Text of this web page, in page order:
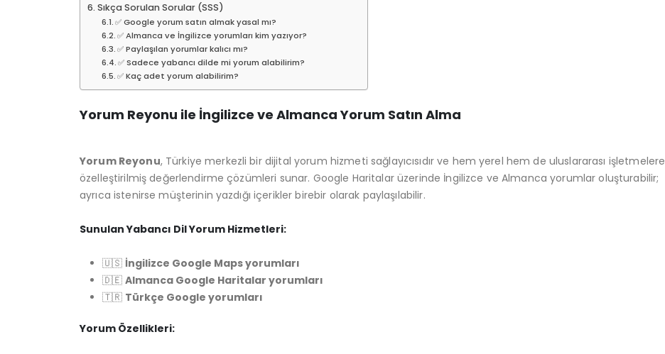
Sıkça Sorulan Sorular (SSS)
✅ Google yorum satın almak yasal mı?
✅ Almanca ve İngilizce yorumları kim yazıyor?
✅ Paylaşılan yorumlar kalıcı mı?
✅ Sadece yabancı dilde mi yorum alabilirim?
✅ Kaç adet yorum alabilirim?
Yorum Reyonu ile İngilizce ve Almanca Yorum Satın Alma
Yorum Reyonu, Türkiye merkezli bir dijital yorum hizmeti sağlayıcısıdır ve hem yerel hem de uluslararası işletmelere
özelleştirilmiş değerlendirme çözümleri sunar. Google Haritalar üzerinde İngilizce ve Almanca yorumlar oluşturabilir;
ayrıca istenirse müşterinin yazdığı içerikler birebir olarak paylaşılabilir.
Sunulan Yabancı Dil Yorum Hizmetleri:
🇺🇸 İngilizce Google Maps yorumları
🇩🇪 Almanca Google Haritalar yorumları
🇹🇷 Türkçe Google yorumları
Yorum Özellikleri: